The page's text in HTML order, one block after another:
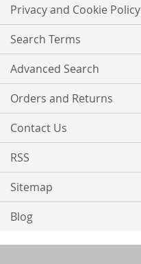
Our
Newsletter:
Privacy and Cookie Policy
Search Terms
Advanced Search
Orders and Returns
Contact Us
RSS
Sitemap
Blog